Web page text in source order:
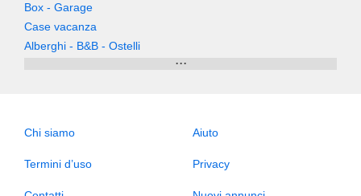
Box - Garage
Case vacanza
Alberghi - B&B - Ostelli
...
Chi siamo Aiuto
Termini d’uso Privacy